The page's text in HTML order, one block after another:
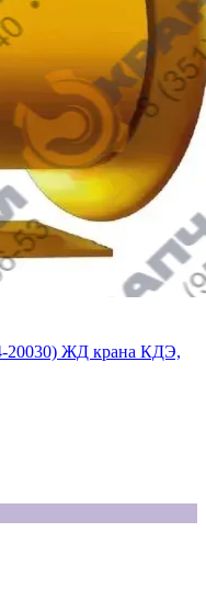
20030) ЖД крана КДЭ,